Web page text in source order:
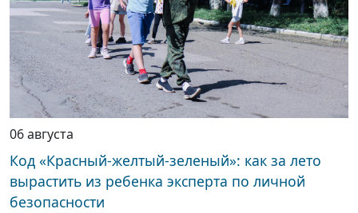
06 августа
Код «Красный-желтый-зеленый»: как за лето
вырастить из ребенка эксперта по личной
безопасности